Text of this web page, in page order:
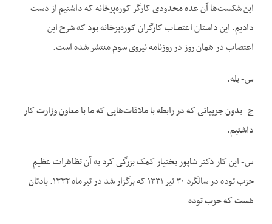
این شکست‌ها آن عده محدودی کارگر کوره‌پزخانه که داشتیم از دست
دادیم. این داستان اعتصاب کارگران کوره‌پزخانه بود که شرح این
اعتصاب در همان روز در روزنامه نیروی سوم منتشر شده است.
س- بله.
ج- بدون جزییاتی که در رابطه با ملاقات‌‌هایی که ما با معاون وزارت کار
داشتیم.
س- این کار دکتر شاپور بختیار کمک بزرگی کرد به آن تظاهرات عظیم
حزب توده در سالگرد ۳۰ تیر ۱۳۳۱ که برگزار شد در تیرماه ۱۳۳۲. یادتان
هست که حزب توده